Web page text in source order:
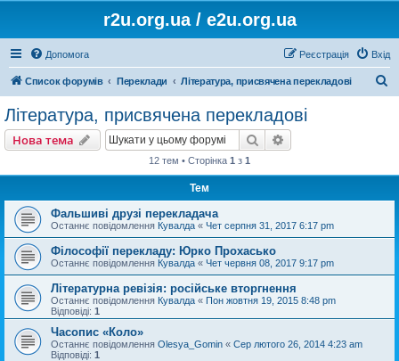
r2u.org.ua / e2u.org.ua
Допомога Вхід
Реєстрація
Список форумів Переклади Література, присвячена перекладові
Література, присвячена перекладові
Нова тема Пошук
12 тем • Сторінка 1 з 1
Тем
Фальшиві друзі перекладача
Останнє повідомлення Кувалда « Чет серпня 31, 2017 6:17 pm
Філософії перекладу: Юрко Прохасько
Останнє повідомлення Кувалда « Чет червня 08, 2017 9:17 pm
Літературна ревізія: російське вторгнення
Останнє повідомлення Кувалда « Пон жовтня 19, 2015 8:48 pm
Відповіді: 1
Часопис «Коло»
Останнє повідомлення Olesya_Gomin « Сер лютого 26, 2014 4:23 am
Відповіді: 1